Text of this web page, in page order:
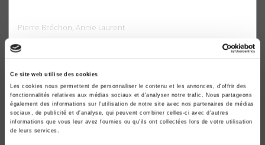
Ce site web utilise des cookies
Les cookies nous permettent de personnaliser le contenu et les annonces, d'offrir des
fonctionnalités relatives aux médias sociaux et d'analyser notre trafic. Nous partageons
également des informations sur l'utilisation de notre site avec nos partenaires de médias
sociaux, de publicité et d'analyse, qui peuvent combiner celles-ci avec d'autres
informations que vous leur avez fournies ou qu'ils ont collectées lors de votre utilisation
de leurs services.
Pierre Bréchon, Annie Laurent